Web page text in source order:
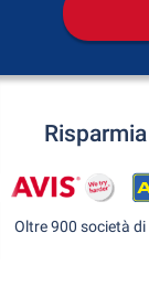
Oltre 900 società